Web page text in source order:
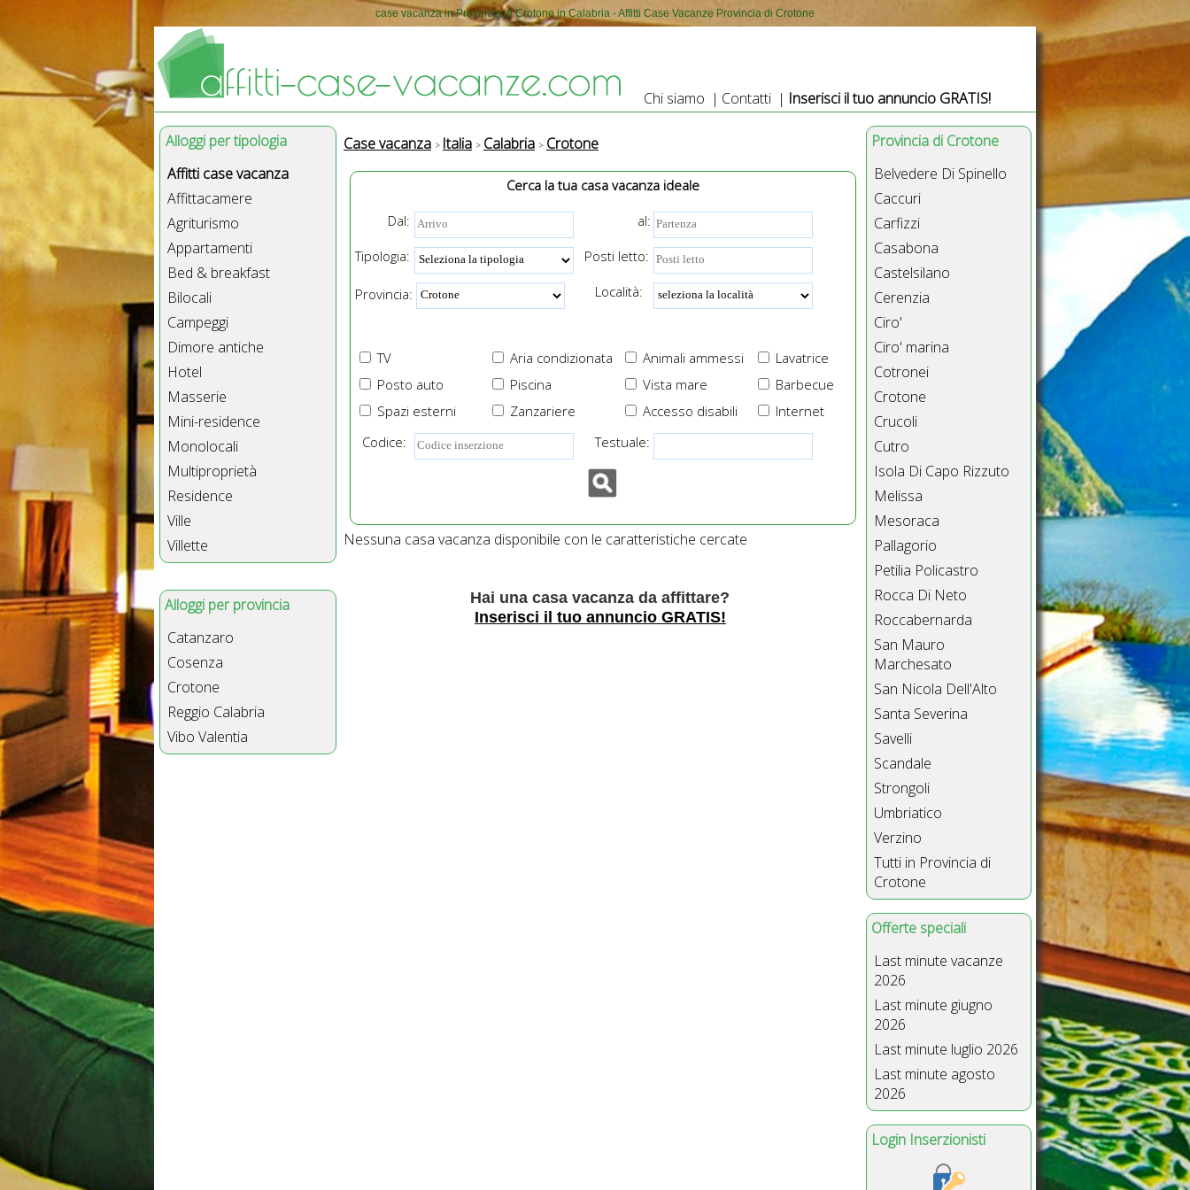
case vacanza in Provincia di Crotone in Calabria - Affitti Case Vacanze Provincia di Crotone
Chi siamo | Contatti | Inserisci il tuo annuncio GRATIS!
Alloggi per tipologia
Affitti case vacanza
Affittacamere
Agriturismo
Appartamenti
Bed & breakfast
Bilocali
Campeggi
Dimore antiche
Hotel
Masserie
Mini-residence
Monolocali
Multiproprietà
Residence
Ville
Villette
Alloggi per provincia
Catanzaro
Cosenza
Crotone
Reggio Calabria
Vibo Valentia
Case vacanza Italia Calabria Crotone
Cerca la tua casa vacanza ideale
Dal:
al:
Tipologia:
Posti letto:
Provincia: Località:
TV Aria condizionata Animali ammessi
Lavatrice
Posto auto
Piscina Vista mare
Barbecue
Spazi esterni
Zanzariere Internet
Accesso disabili
Codice:
Testuale:
Nessuna casa vacanza disponibile con le caratteristiche cercate
Hai una casa vacanza da affittare?
Inserisci il tuo annuncio GRATIS!
Provincia di Crotone
Belvedere Di Spinello
Caccuri
Carfizzi
Casabona
Castelsilano
Cerenzia
Ciro'
Ciro' marina
Cotronei
Crotone
Crucoli
Cutro
Isola Di Capo Rizzuto
Melissa
Mesoraca
Pallagorio
Petilia Policastro
Rocca Di Neto
Roccabernarda
San Mauro
Marchesato
San Nicola Dell'Alto
Santa Severina
Savelli
Scandale
Strongoli
Umbriatico
Verzino
Tutti in Provincia di
Crotone
Offerte speciali
Last minute vacanze
2026
Last minute giugno
2026
Last minute luglio 2026
Last minute agosto
2026
Login Inserzionisti